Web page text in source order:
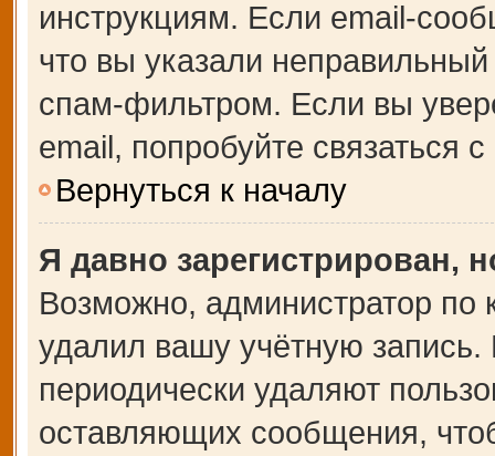
инструкциям. Если email-
что вы указали
спам-фильтром. Если вы
email, попробуйте связаться
Вернуться к началу
Я давно зарегистрирован,
Возможно, администратор по
удалил вашу учётную
периодически удаляют
оставляющих сообщения,